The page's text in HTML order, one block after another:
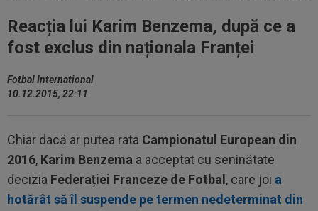
Reacția lui Karim Benzema, după ce a
fost exclus din naționala Franței
Fotbal International
10.12.2015, 22:11
Chiar dacă ar putea rata Campionatul European din
2016, Karim Benzema a acceptat cu seninătate
decizia Federației Franceze de Fotbal , care joi a
hotărât să îl suspende pe termen nedeterminat din